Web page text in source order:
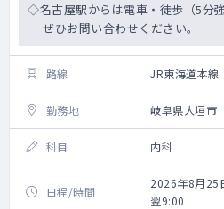
◇名古屋駅からは電車・徒歩（5分
ぜひお問い合わせください。
路線 JR東海道本線
勤務地 岐阜県大垣市
科目 内科
日程/時間
2026年8月25
翌9:00